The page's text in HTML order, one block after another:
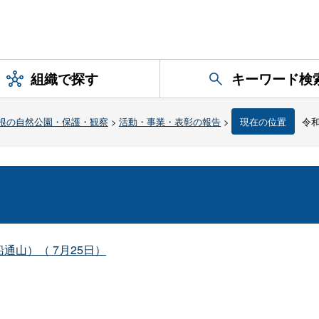
組織で探す キーワード検
の自然公園・保護・観察 > 活動・事業・表彰の報告 > 現在の位置 令
山）（ 7月25日）